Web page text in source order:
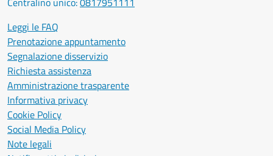
Leggi le FAQ
Prenotazione appuntamento
Segnalazione disservizio
Richiesta assistenza
Amministrazione trasparente
Informativa privacy
Cookie Policy
Social Media Policy
Note legali